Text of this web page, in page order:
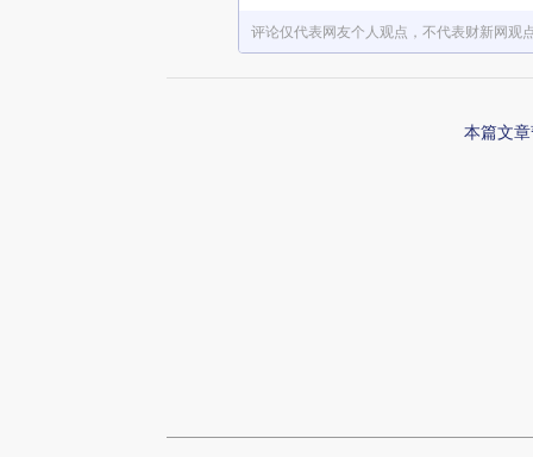
评论仅代表网友个人观点，不代表财新网观
本篇文